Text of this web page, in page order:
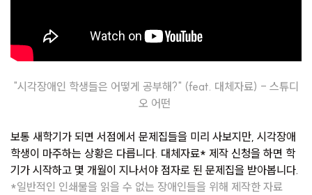
"시각장애인 학생들은 어떻게 공부해?" (feat. 대체자료) - 스튜디
오 어떤
보통 새학기가 되면 서점에서 문제집들을 미리 사보지만, 시각장애
학생이 마주하는 상황은 다릅니다. 대체자료* 제작 신청을 하면 학
기가 시작하고 몇 개월이 지나서야 점자로 된 문제집을 받아봅니다.
*일반적인 인쇄물을 읽을 수 없는 장애인들을 위해 제작한 자료